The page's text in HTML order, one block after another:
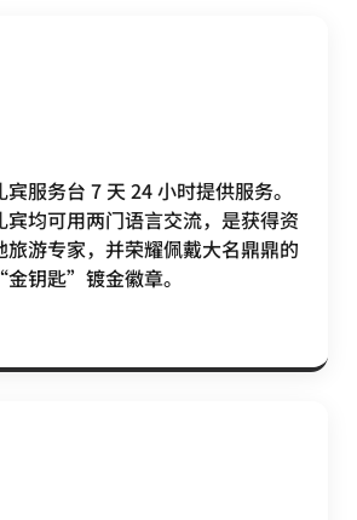
服务台 7 天 24 小时提供服务。
宾均可用两门语言交流，是获得资
旅游专家，并荣耀佩戴大名鼎鼎的
钥匙”镀金徽章。